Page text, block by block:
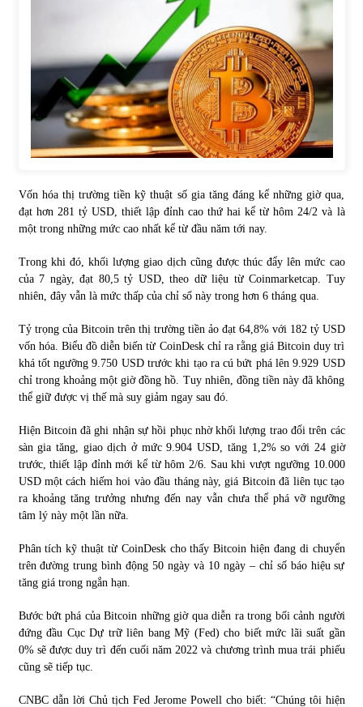
Bất ổn từ các cuộc đấu giá đất ở Thanh Hoá
31/05/2022
Tiền gửi vào ngân hàng tiếp tục tăng mạnh
31/05/2022
31/05/2022
31/05/2022
vốn hóa
09/11/2021
Chứng khoán ngày 12/10/2021: Top 10 cổ phiếu nổi bật
Top 10 xe bán chạy nhất tháng 9/2021
13/10/2021
Vốn hóa thị trường tiền kỹ thuật số gia tăng đáng kể những giờ qua,
đạt hơn 281 tỷ USD, thiết lập đỉnh cao thứ hai kể từ hôm 24/2 và là
một trong những mức cao nhất kể từ đầu năm tới nay.
Trong khi đó, khối lượng giao dịch cũng được thúc đẩy lên mức cao
của 7 ngày, đạt 80,5 tỷ USD, theo dữ liệu từ Coinmarketcap. Tuy
nhiên, đây vẫn là mức thấp của chỉ số này trong hơn 6 tháng qua.
Tỷ trọng của Bitcoin trên thị trường tiền ảo đạt 64,8% với 182 tỷ USD
vốn hóa. Biểu đồ diễn biến từ CoinDesk chỉ ra rằng giá Bitcoin duy trì
khá tốt ngưỡng 9.750 USD trước khi tạo ra cú bứt phá lên 9.929 USD
chỉ trong khoảng một giờ đồng hồ. Tuy nhiên, đồng tiền này đã không
thể giữ được vị thế mà suy giảm ngay sau đó.
Hiện Bitcoin đã ghi nhận sự hồi phục nhờ khối lượng trao đổi trên các
sàn gia tăng, giao dịch ở mức 9.904 USD, tăng 1,2% so với 24 giờ
trước, thiết lập đỉnh mới kể từ hôm 2/6. Sau khi vượt ngưỡng 10.000
USD một cách hiếm hoi vào đầu tháng này, giá Bitcoin đã liên tục tạo
ra khoảng tăng trưởng nhưng đến nay vẫn chưa thể phá vỡ ngưỡng
tâm lý này một lần nữa.
Phân tích kỹ thuật từ CoinDesk cho thấy Bitcoin hiện đang di chuyển
trên đường trung bình động 50 ngày và 10 ngày – chỉ số báo hiệu sự
tăng giá trong ngắn hạn.
Bước bứt phá của Bitcoin những giờ qua diễn ra trong bối cảnh người
đứng đầu Cục Dự trữ liên bang Mỹ (Fed) cho biết mức lãi suất gần
0% sẽ được duy trì đến cuối năm 2022 và chương trình mua trái phiếu
cũng sẽ tiếp tục.
CNBC dẫn lời Chủ tịch Fed Jerome Powell cho biết: “Chúng tôi hiện